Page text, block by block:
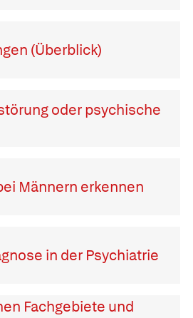
(Überblick)
oder psychische
Männern erkennen
in der Psychiatrie
Fachgebiete und